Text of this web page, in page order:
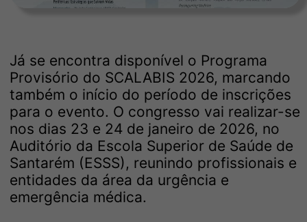
Já se encontra disponível o Programa
Provisório do SCALABIS 2026, marcando
também o início do período de inscrições
para o evento. O congresso vai realizar-se
nos dias 23 e 24 de janeiro de 2026, no
Auditório da Escola Superior de Saúde de
Santarém (ESSS), reunindo profissionais e
entidades da área da urgência e
emergência médica.